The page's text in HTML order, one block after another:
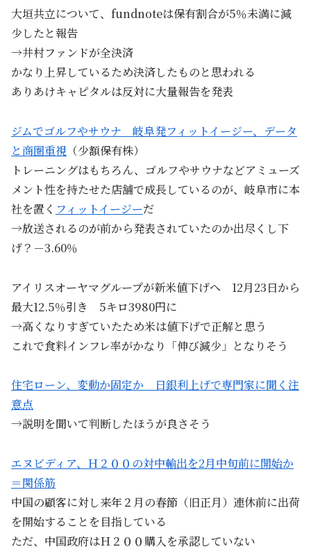
大垣共立について、fundnoteは保有割合が5％未満に減
少したと報告
→井村ファンドが全決済
かなり上昇しているため決済したものと思われる
ありあけキャピタルは反対に大量報告を発表
ジムでゴルフやサウナ 岐阜発フィットイージー、データ
と商圏重視 （少額保有株）
トレーニングはもちろん、ゴルフやサウナなどアミューズ
メント性を持たせた店舗で成長しているのが、岐阜市に本
社を置く フィットイージーだ
→放送されるのが前から発表されていたのか出尽くし下
げ？－3.60％
アイリスオーヤマグループが新米値下げへ 12月23日から
最大12.5％引き 5キロ3980円に
→高くなりすぎていたため米は値下げで正解と思う
これで食料インフレ率がかなり「伸び減少」となりそう
住宅ローン、変動か固定か 日銀利上げで専門家に聞く注
意点
→説明を聞いて判断したほうが良さそう
エヌビディア、Ｈ２００の対中輸出を2月中旬前に開始か
＝関係筋
中国の顧客に対し来年２月の春節（旧正月）連休前に出荷
を開始することを目指している
ただ、中国政府はＨ２００購入を承認していない